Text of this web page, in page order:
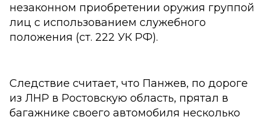
незаконном приобретении оружия группой
лиц с использованием служебного
положения (ст. 222 УК РФ).
Следствие считает, что Панжев, по дороге
из ЛНР в Ростовскую область, прятал в
багажнике своего автомобиля несколько